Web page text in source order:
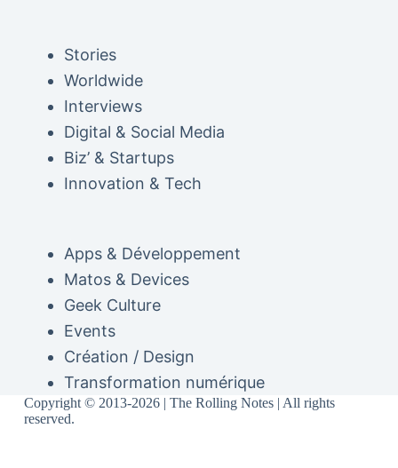
Stories
Worldwide
Interviews
Digital & Social Media
Biz’ & Startups
Innovation & Tech
Apps & Développement
Matos & Devices
Geek Culture
Events
Création / Design
Transformation numérique
Copyright © 2013-2026 | The Rolling Notes | All rights
reserved.